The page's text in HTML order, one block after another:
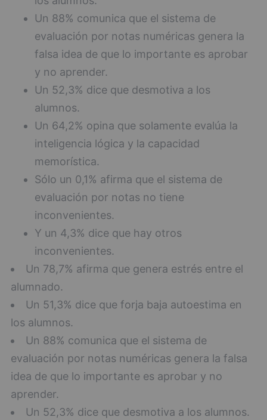
Un 88% comunica que el sistema de
evaluación por notas numéricas genera la
falsa idea de que lo importante es aprobar
y no aprender.
Un 52,3% dice que desmotiva a los
alumnos.
Un 64,2% opina que solamente evalúa la
inteligencia lógica y la capacidad
memorística.
Sólo un 0,1% afirma que el sistema de
evaluación por notas no tiene
inconvenientes.
Y un 4,3% dice que hay otros
inconvenientes.
Un 78,7% afirma que genera estrés entre el
alumnado.
Un 51,3% dice que forja baja autoestima en
los alumnos.
Un 88% comunica que el sistema de
evaluación por notas numéricas genera la falsa
idea de que lo importante es aprobar y no
aprender.
Un 52,3% dice que desmotiva a los alumnos.